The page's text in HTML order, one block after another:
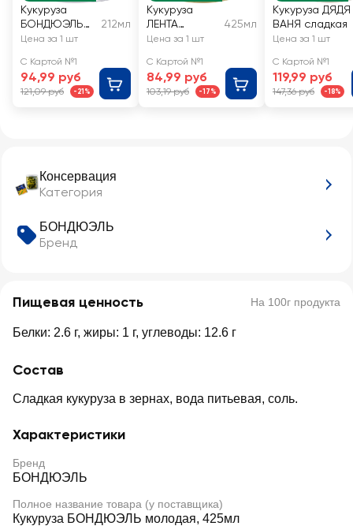
Консервация
Категория
БОНДЮЭЛЬ
Бренд
Пищевая ценность На 100г продукта
Белки: 2.6 г, жиры: 1 г, углеводы: 12.6 г
Состав
Сладкая кукуруза в зернах, вода питьевая, соль.
Характеристики
Бренд
БОНДЮЭЛЬ
Полное название товара (у поставщика)
Кукуруза БОНДЮЭЛЬ молодая, 425мл
Кукуруза
БОНДЮЭЛЬ
молодая
212мл
Цена за 1 шт
С Картой №1
94,99 руб
121,09 руб -21%
Кукуруза
ЛЕНТА
сахарная
425мл
Цена за 1 шт
С Картой №1
84,99 руб
103,19 руб -17%
Кукуруза ДЯДЯ
ВАНЯ сладкая
Цена за 1 шт
С Картой №1
119,99 руб
147,36 руб -18%